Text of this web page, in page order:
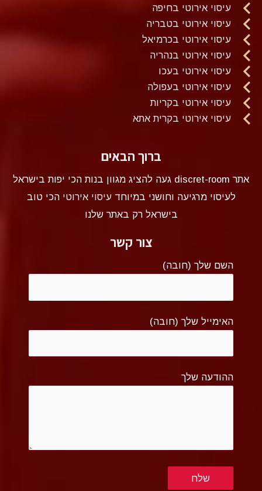
עיסוי אירוטי בחיפה
עיסוי אירוטי בטבריה
עיסוי אירוטי בכרמיאל
עיסוי אירוטי בנהריה
עיסוי אירוטי בעכו
עיסוי אירוטי בעפולה
עיסוי אירוטי בקריות
עיסוי אירוטי בקרית אתא
ברוך הבאים
אתר discret-room געה להציג מגוון בנות הכי יפות בישראל
לעיסוי מרגיעה וחושני במיוחדעיסוי אירוטי הכי טוב
בישראל רק באתר שלנו
צור קשר
השם שלך (חובה)
האימייל שלך (חובה)
ההודעה שלך